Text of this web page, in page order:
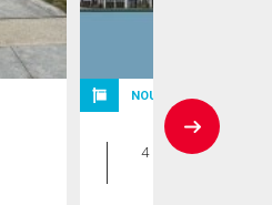
NOUVELLE INSCRIPTION
Terrain
4 CAC , 1